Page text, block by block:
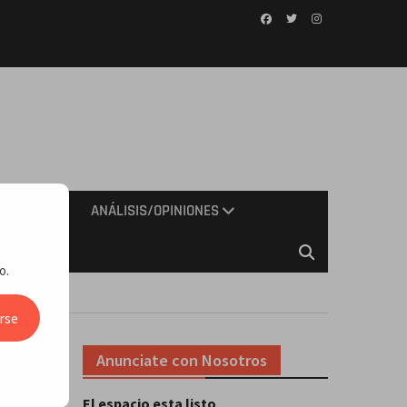
ANÁLISIS/OPINIONES
Anunciate con Nosotros
El espacio esta listo